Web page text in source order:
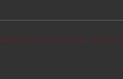
für diesen Event